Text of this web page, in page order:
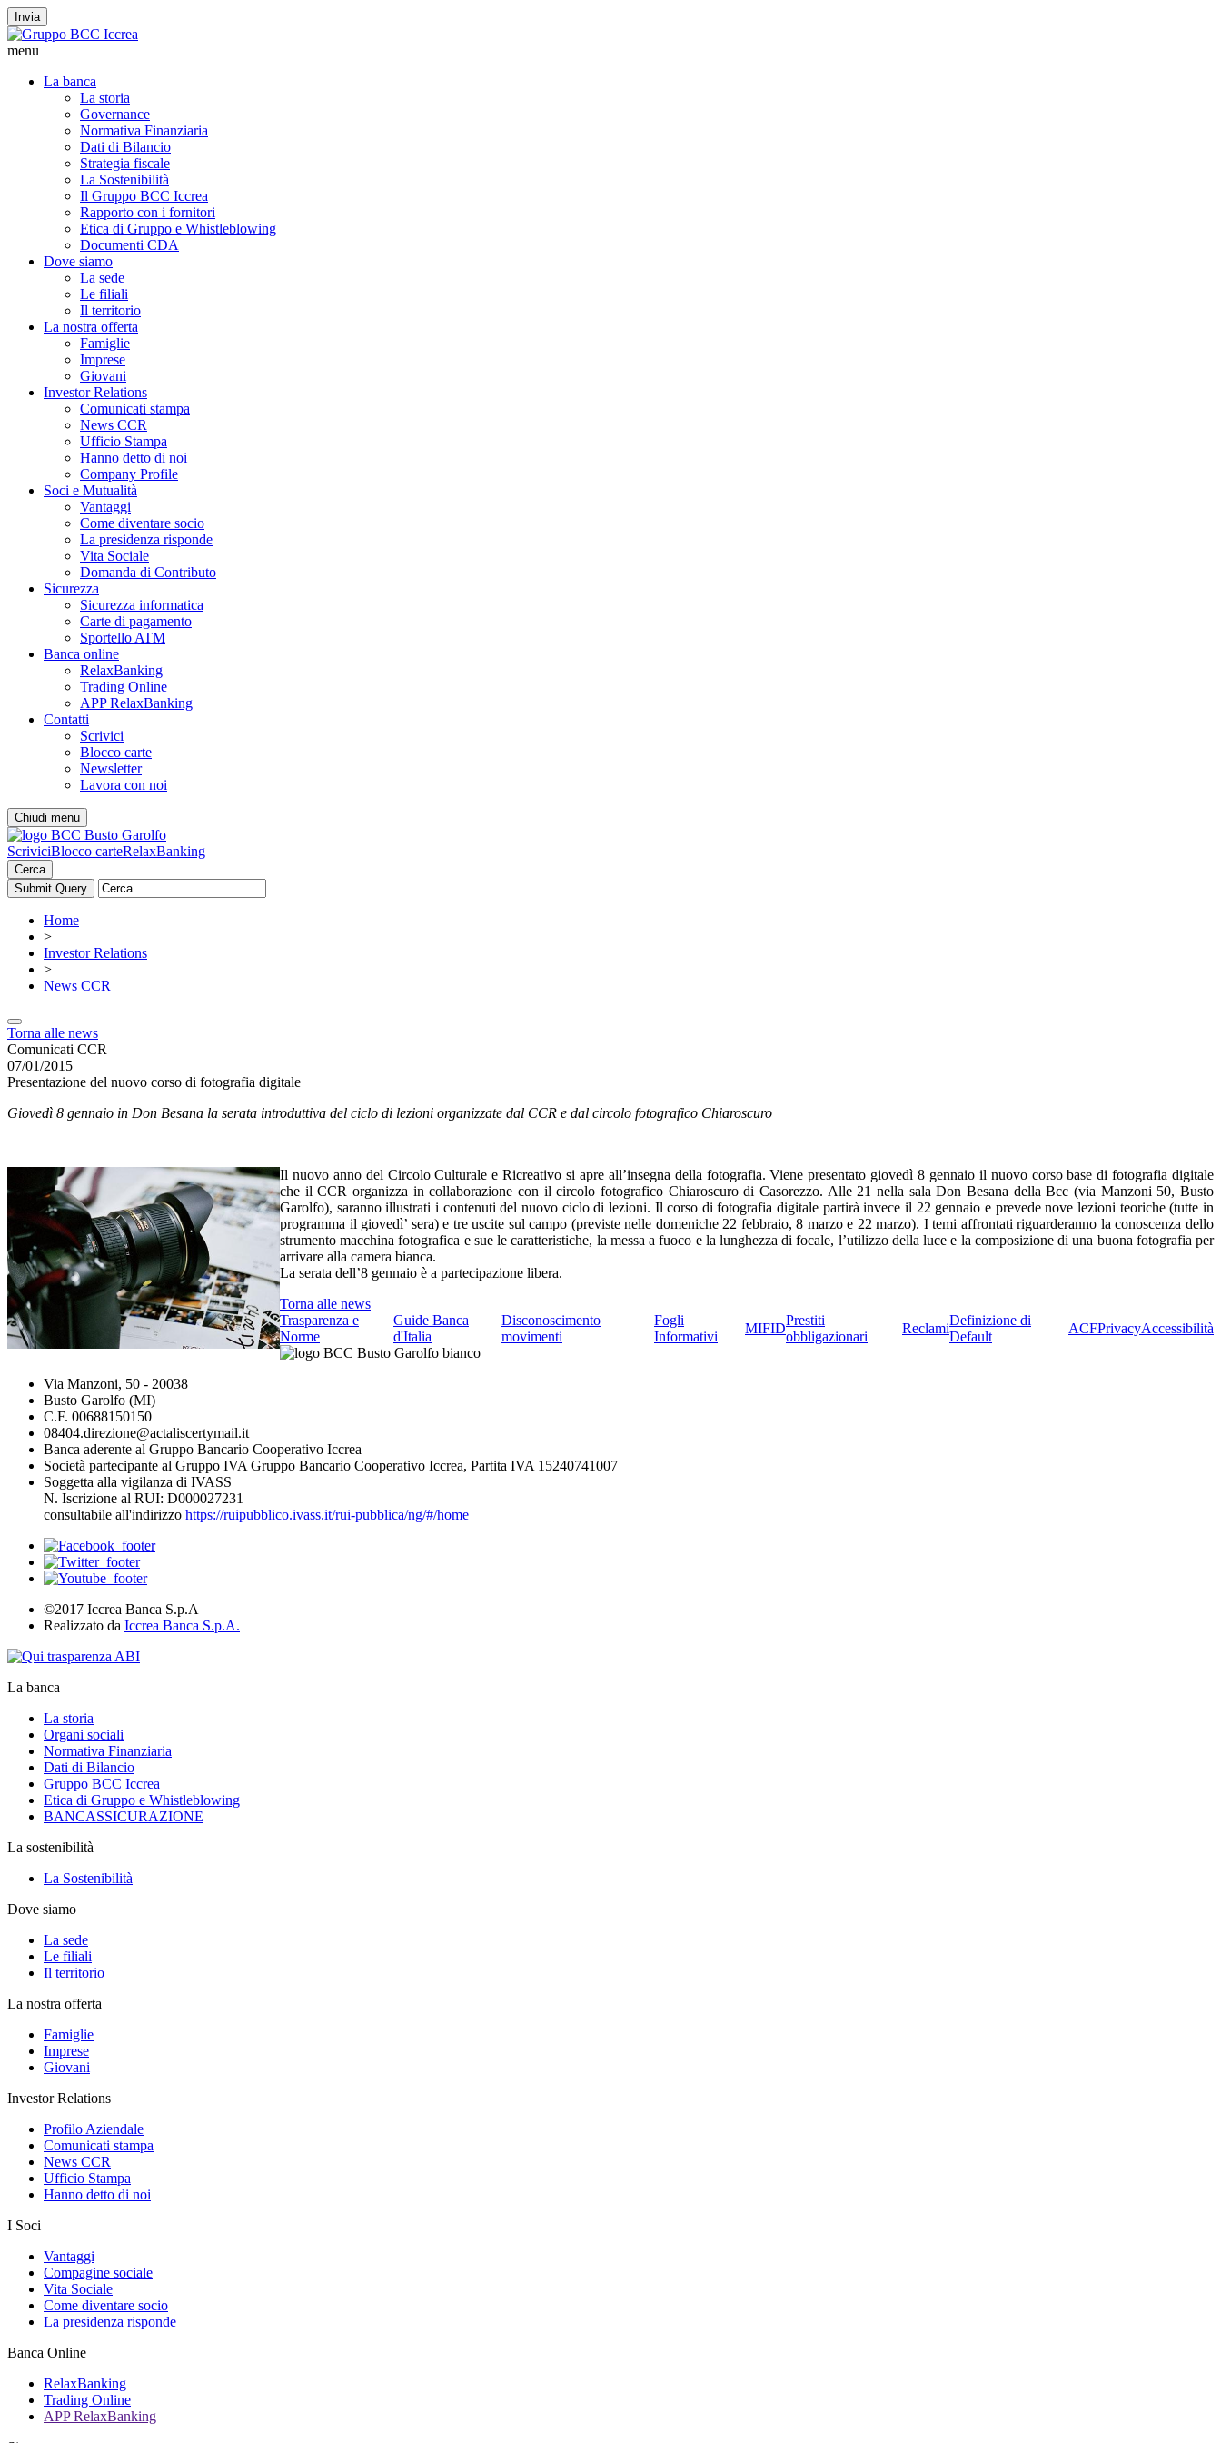
Invia
menu
La banca
La storia
Governance
Normativa Finanziaria
Dati di Bilancio
Strategia fiscale
La Sostenibilità
Il Gruppo BCC Iccrea
Rapporto con i fornitori
Etica di Gruppo e Whistleblowing
Documenti CDA
Dove siamo
La sede
Le filiali
Il territorio
La nostra offerta
Famiglie
Imprese
Giovani
Investor Relations
Comunicati stampa
News CCR
Ufficio Stampa
Hanno detto di noi
Company Profile
Soci e Mutualità
Vantaggi
Come diventare socio
La presidenza risponde
Vita Sociale
Domanda di Contributo
Sicurezza
Sicurezza informatica
Carte di pagamento
Sportello ATM
Banca online
RelaxBanking
Trading Online
APP RelaxBanking
Contatti
Scrivici
Blocco carte
Newsletter
Lavora con noi
Chiudi menu
ScriviciBlocco carteRelaxBanking
Cerca
Home
>
Investor Relations
>
News CCR
Torna alle news
Comunicati CCR
07/01/2015
Presentazione del nuovo corso di fotografia digitale
Giovedì 8 gennaio in Don Besana la serata introduttiva del ciclo di lezioni organizzate dal CCR e dal circolo fotografico Chiaroscuro
Il nuovo anno del Circolo Culturale e Ricreativo si apre all’insegna della fotografia. Viene presentato giovedì 8 gennaio il nuovo corso base di fotografia digitale
che il CCR organizza in collaborazione con il circolo fotografico Chiaroscuro di Casorezzo. Alle 21 nella sala Don Besana della Bcc (via Manzoni 50, Busto
Garolfo), saranno illustrati i contenuti del nuovo ciclo di lezioni. Il corso di fotografia digitale partirà invece il 22 gennaio e prevede nove lezioni teoriche (tutte in
programma il giovedì’ sera) e tre uscite sul campo (previste nelle domeniche 22 febbraio, 8 marzo e 22 marzo). I temi affrontati riguarderanno la conoscenza dello
strumento macchina fotografica e sue le caratteristiche, la messa a fuoco e la lunghezza di focale, l’utilizzo della luce e la composizione di una buona fotografia per
arrivare alla camera bianca.
La serata dell’8 gennaio è a partecipazione libera.
Torna alle news
Trasparenza e
Norme
Guide Banca
d'Italia
Disconoscimento
movimenti
Fogli
Informativi
MIFID
Prestiti
obbligazionari
Reclami
Definizione di
Default
ACFPrivacyAccessibilità
Via Manzoni, 50 - 20038
Busto Garolfo (MI)
C.F. 00688150150
08404.direzione@actaliscertymail.it
Banca aderente al Gruppo Bancario Cooperativo Iccrea
Società partecipante al Gruppo IVA Gruppo Bancario Cooperativo Iccrea, Partita IVA 15240741007
Soggetta alla vigilanza di IVASS
N. Iscrizione al RUI: D000027231
consultabile all'indirizzo https://ruipubblico.ivass.it/rui-pubblica/ng/#/home
©2017 Iccrea Banca S.p.A
Realizzato da Iccrea Banca S.p.A.
La banca
La storia
Organi sociali
Normativa Finanziaria
Dati di Bilancio
Gruppo BCC Iccrea
Etica di Gruppo e Whistleblowing
BANCASSICURAZIONE
La sostenibilità
La Sostenibilità
Dove siamo
La sede
Le filiali
Il territorio
La nostra offerta
Famiglie
Imprese
Giovani
Investor Relations
Profilo Aziendale
Comunicati stampa
News CCR
Ufficio Stampa
Hanno detto di noi
I Soci
Vantaggi
Compagine sociale
Vita Sociale
Come diventare socio
La presidenza risponde
Banca Online
RelaxBanking
Trading Online
APP RelaxBanking